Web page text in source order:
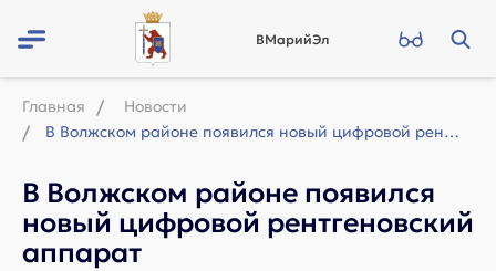
ВМарийЭл
Главная
Новости
В Волжском районе появился новый цифровой рентгеновский аппарат
В Волжском районе появился
новый цифровой рентгеновский
аппарат